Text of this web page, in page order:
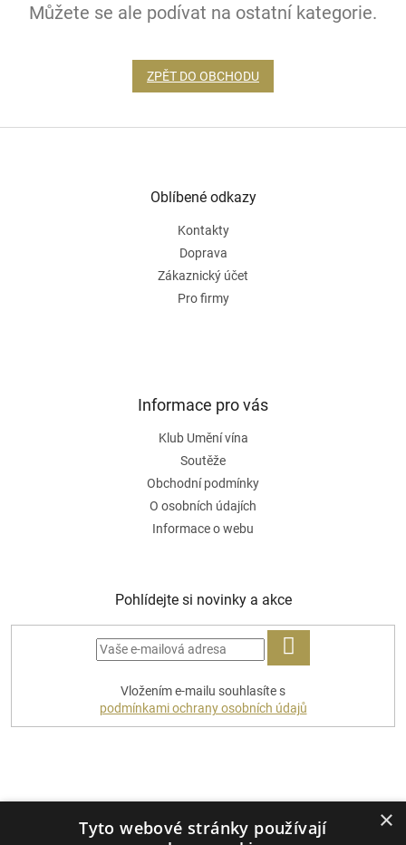
Můžete se ale podívat na ostatní kategorie.
ZPĚT DO OBCHODU
Oblíbené odkazy
Kontakty
Doprava
Zákaznický účet
Pro firmy
Informace pro vás
Klub Umění vína
Soutěže
Obchodní podmínky
O osobních údajích
Informace o webu
Pohlídejte si novinky a akce
PŘIHLÁSIT
Vložením e-mailu souhlasíte s
podmínkami ochrany osobních údajů
×
Tyto webové stránky používají